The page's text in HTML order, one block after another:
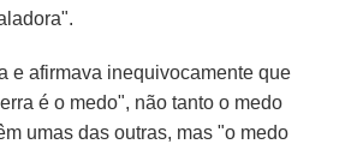
e afirmava inequivocamente que
é o medo", não tanto o medo
umas das outras, mas "o medo